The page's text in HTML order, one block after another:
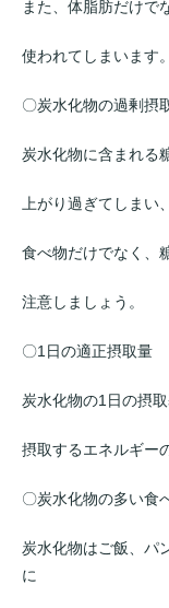
また、体脂肪だけで
使われてしまいます。
〇炭水化物の過剰摂
炭水化物に含まれる
上がり過ぎてしまい
食べ物だけでなく、
注意しましょう。
〇1日の適正摂取量
炭水化物の1日の摂
摂取するエネルギー
〇炭水化物の多い食
炭水化物はご飯、パ
に